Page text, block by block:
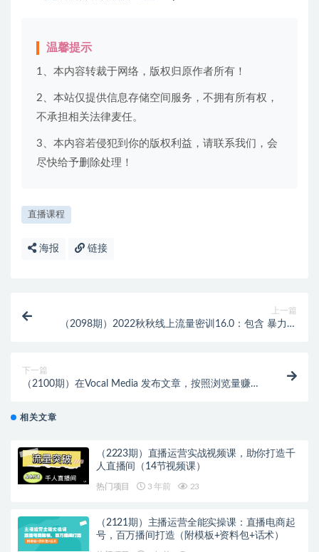
温馨提示
1、本内容转裁于网络，版权归原作者所有！
2、本站仅提供信息存储空间服务，不拥有所有权，
不承担相关法律麦任。
3、本内容若侵犯到你的版权利益，请联系我们，会
尽快给予删除处理！
直播课程
海报 链接
上一篇
（2098期）2022秋秋线上流量密训16.0：包含 暴力引
下一篇
（2100期）在Vocal Media 发布文章，按照浏览量赚钱
相关文章
（2223期）直播运营实战视频课，助你打造千
人直播间（14节视频课）
热门项目 3 年前 23
（2121期）主播运营全能实操课：直播电商起
号，百万播间打造（附模板+资料包+话术）